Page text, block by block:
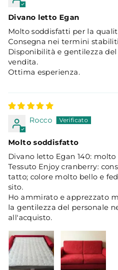
Divano letto Egan
Molto soddisfatti per la
Consegna nei termini
Disponibilità e gentilezza
vendita.
Ottima esperienza.
Rocco
Molto soddisfatto
Divano letto Egan 140:
Tessuto Enjoy cranberry:
tatto; colore molto bello e
sito.
Ho ammirato e apprezzato
la gentilezza del personale
all'acquisto.